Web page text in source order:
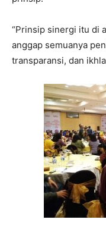
“Prinsip sinergi itu di
anggap semuanya
transparansi, dan